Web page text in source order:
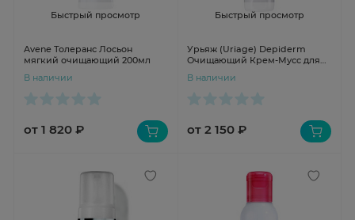
Быстрый просмотр
Avene Толеранс Лосьон
мягкий очищающий 200мл
В наличии
от 1 820 ₽
Быстрый просмотр
Урьяж (Uriage) Depiderm
Очищающий Крем-Мусс для
В наличии
от 2 150 ₽